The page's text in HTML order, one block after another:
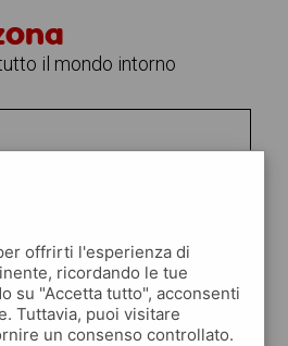
il mondo intorno
offrirti l'esperienza di
ricordando le tue
su "Accetta tutto", acconsenti
Tuttavia, puoi visitare
un consenso controllato.